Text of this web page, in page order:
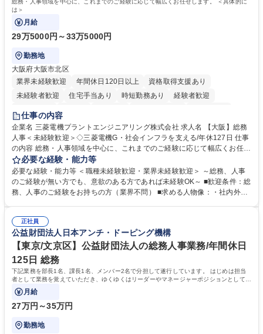
総務・人事領域を中心に、これまでのご経験に応じて幅広くお任せします。 ＜具体的に
は＞
月給
29万5000円～33万5000円
勤務地
大阪府大阪市北区
業界未経験歓迎
年間休日120日以上
資格取得支援あり
未経験者歓迎
住宅手当あり 時短勤務あり
経験者歓迎
退職金あり
駅近5分以内
土日祝休み 服装自由 寮・社宅あり 食事補助あり
仕事の内容
企業名 三菱電機プラントエンジニアリング株式会社 求人名 【大阪】総務
人事＜未経験歓迎＞◇三菱電機G・社会インフラを支える/年休127日 仕事
の内容 総務・人事領域を中心に、これまでのご経験に応じて幅広くお任せ
します。 ＜具体的には＞ ・総務/人事労務（給与・社保・勤怠管理など）
・採用・教育研修 ・福利厚生運用 など ※基本的には事務所勤務ですが、
採用や教育等の業務内容により、関西圏以外への日帰り・宿泊を伴う国内
出張もございます。 ※担当業務を持ちつつ、お互いに助け合いながら、総
必要な経験・能力等
必要な経験・能力等 ＜職種未経験歓迎・業界未経験歓迎＞ ～総務、人事
のご経験が無い方でも、意欲のある方であれば未経験OK～ ■歓迎条件：総
務、人事のご経験をお持ちの方（業界不問） ■求める人物像：・社内外の
正社員
公益財団法人日本アンチ・ドーピング機構
【東京/文京区】公益財団法人の総務人事業務/年間休日
125日 総務
下記業務を部長1名、課長1名、メンバー2名で分担して遂行しています。 はじめは担当
者として業務を覚えていただき、ゆくゆくはリーダーやマネージャーポジションとして活
躍いただくことを期待しています。
月給
27万円～35万円
勤務地